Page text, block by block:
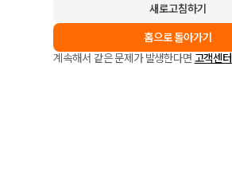
새로고침하기
홈으로 돌아가기
계속해서 같은 문제가 발생한다면 고객센터